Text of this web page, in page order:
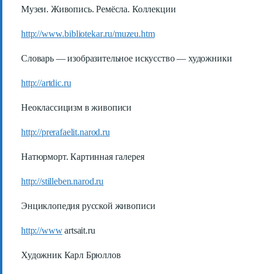
Музеи. Живопись. Ремёсла. Коллекции
http://www.bibliotekar.ru/muzeu.htm
Словарь — изобразительное искусство — художники
http://artdic.ru
Неоклассицизм в живописи
http://prerafaelit.narod.ru
Натюрморт. Картинная галерея
http://stilleben.narod.ru
Энциклопедия русской живописи
http://www artsait.ru
Художник Карл Брюллов